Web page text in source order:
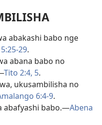
abakashi babo nge
29.
abana babo no
Tito 2:4, 5.
ukusambilisha no
6:4-9.
abafyashi babo.—Abena